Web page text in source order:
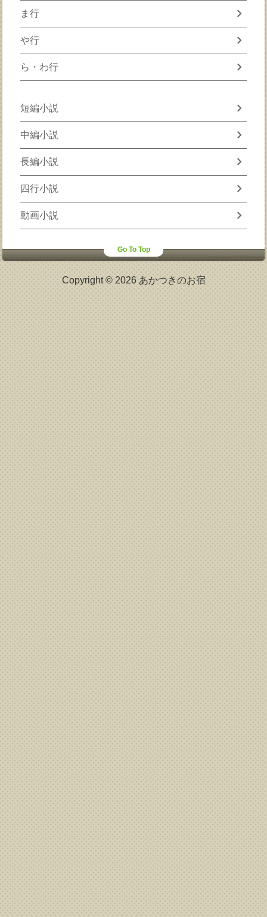
ま行 chevron_right
や行 chevron_right
ら・わ行 chevron_right
短編小説 chevron_right
中編小説 chevron_right
長編小説 chevron_right
四行小説 chevron_right
動画小説 chevron_right
Go To Top
Copyright © 2026 あかつきのお宿